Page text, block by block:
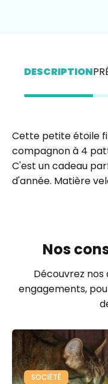
DESCRIPTION
Cette petite étoile
compagnon à 4
C'est un cadeau
d'année. Matière
Nos
Découvrez nos
engagements,
SOCIÉTÉ